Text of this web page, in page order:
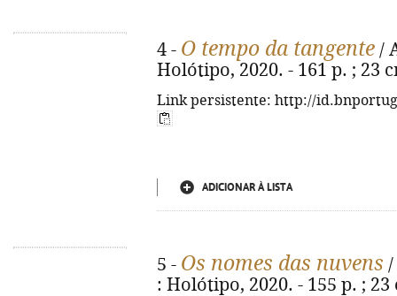
4 - O tempo da tangente /
Holótipo, 2020. - 161 p. ; 23
Link persistente: http://
ADICIONAR À LISTA
5 - Os nomes das nuvens /
: Holótipo, 2020. - 155 p. ; 23